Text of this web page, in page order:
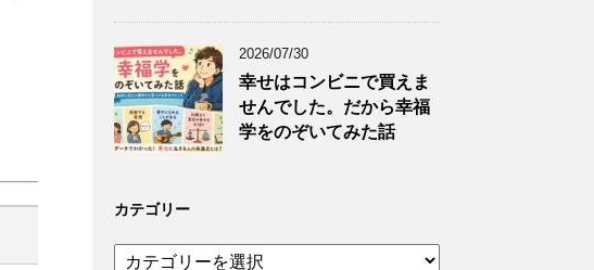
2026/07/30
幸せはコンビニで買えま
せんでした。だから幸福
学をのぞいてみた話
カテゴリー